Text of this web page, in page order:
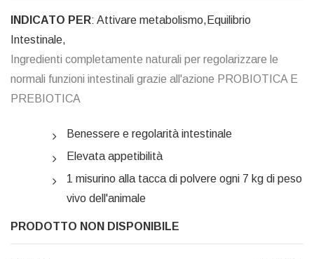
INDICATO PER: Attivare metabolismo,Equilibrio
Intestinale,
Ingredienti completamente naturali per regolarizzare le
normali funzioni intestinali grazie all'azione PROBIOTICA E
PREBIOTICA
Benessere e regolarità intestinale
Elevata appetibilità
1 misurino alla tacca di polvere ogni 7 kg di peso
vivo dell'animale
PRODOTTO NON DISPONIBILE